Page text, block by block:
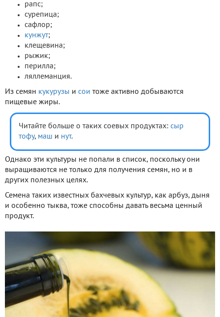
рапс;
сурепица;
сафлор;
кунжут;
клещевина;
рыжик;
перилла;
ляллеманция.
Из семян кукурузы и сои тоже активно добываются
пищевые жиры.
Читайте больше о таких соевых продуктах: сыр
тофу, маш и нут.
Однако эти культуры не попали в список, поскольку они
выращиваются не только для получения семян, но и в
других полезных целях.
Семена таких известных бахчевых культур, как арбуз, дыня
и особенно тыква, тоже способны давать весьма ценный
продукт.